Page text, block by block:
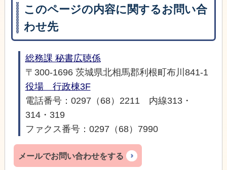
このページの内容に関するお問い合
わせ先
総務課 秘書広聴係
〒300-1696 茨城県北相馬郡利根町布川841-1
役場 行政棟3F
電話番号：0297（68）2211 内線313・
314・319
ファクス番号：0297（68）7990
メールでお問い合わせをする